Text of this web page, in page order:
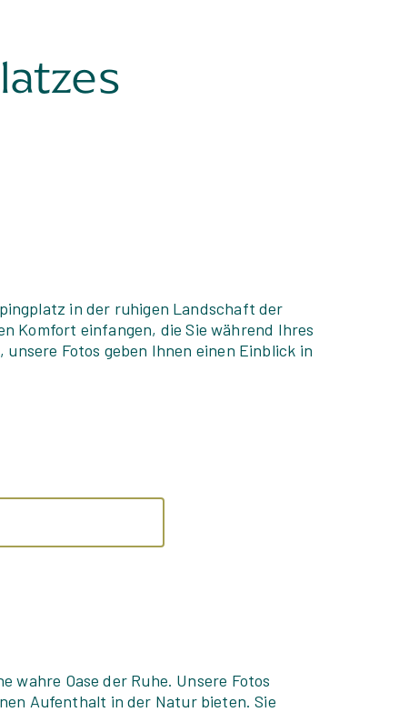
in der ruhigen Landschaft der
Komfort einfangen, die Sie während Ihres
Fotos geben Ihnen einen Einblick in
wahre Oase der Ruhe. Unsere Fotos
Aufenthalt in der Natur bieten. Sie